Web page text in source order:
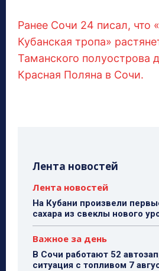
Ранее Сочи 24 писал, что
Кубанская тропа»
Таманского полуострова
Красная Поляна в Сочи.
Лента новостей
Лента новостей
На Кубани произвели
сахара из свеклы нового
Важное за день
В Сочи работают 52
ситуация с топливом 7